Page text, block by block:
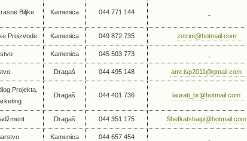
Biljke Kamenica 044 771 144
Proizvode Kamenica 049 872 735 zotrim@hotmail.com
Kamenica 045 503 773
Dragaš 044 495 148 amt.isp2011@gmail.com
Projekta,
Dragaš 044 401 736 laurati_br@hotmail.com
Dragaš 044 351 175 Shefkatshaipi@hotmail.com
Kamenica 044 657 454